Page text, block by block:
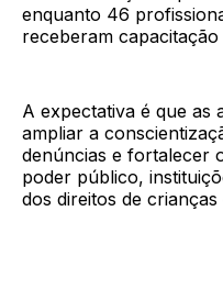
enquanto 46
receberam
A expectativa é que as
ampliar a
denúncias e fortalecer
poder público,
dos direitos de crianças